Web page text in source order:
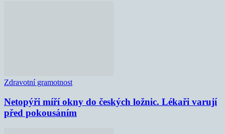
Zdravotní gramotnost
Netopýři míří okny do českých ložnic. Lékaři varují
před pokousáním